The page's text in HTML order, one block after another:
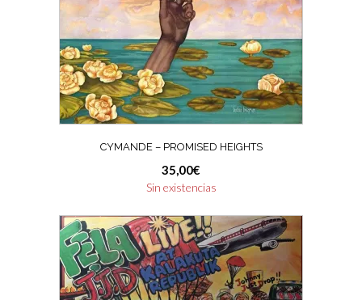
CYMANDE – PROMISED HEIGHTS
35,00€
Sin existencias